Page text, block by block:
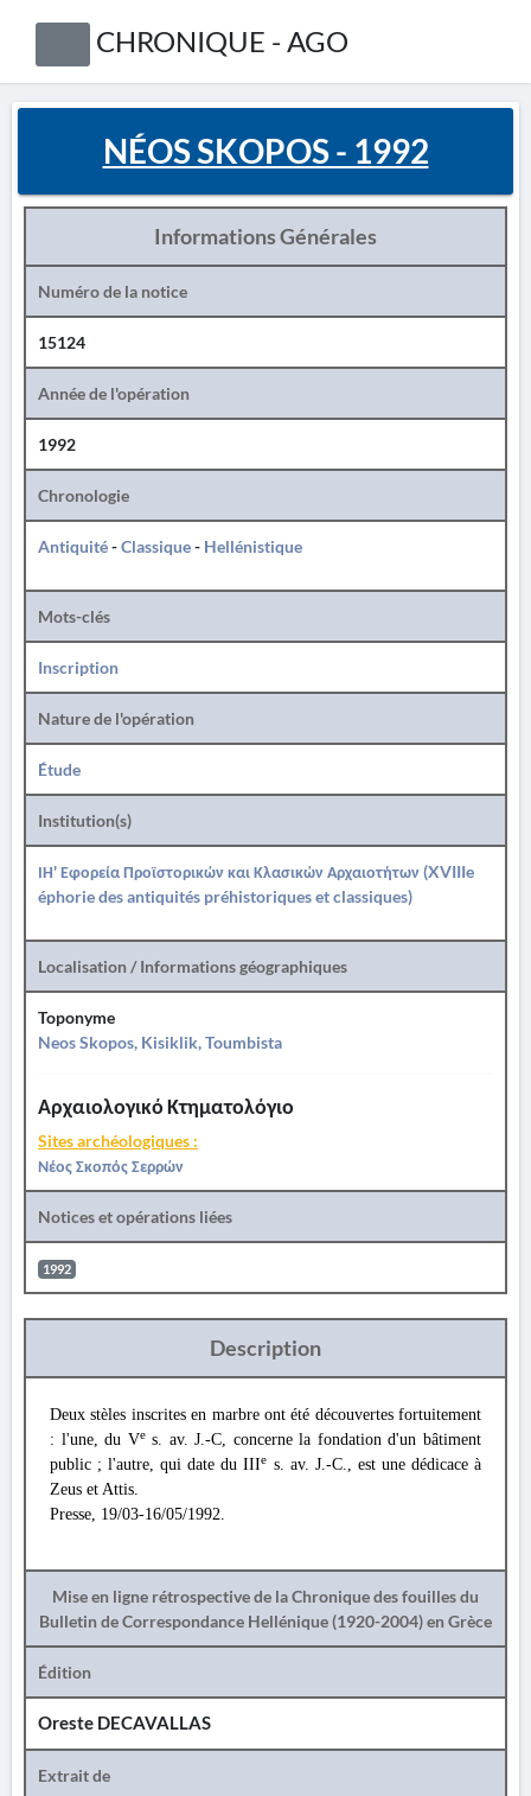
CHRONIQUE - AGO
NÉOS SKOPOS - 1992
Informations Générales
Numéro de la notice
15124
Année de l'opération
1992
Chronologie
Antiquité-Classique- Hellénistique
Mots-clés
Inscription
Nature de l'opération
Étude
Institution(s)
ΙΗ' Εφορεία Προϊστορικών και Κλασικών Αρχαιοτήτων (XVIIIe
éphorie des antiquités préhistoriques et classiques)
Localisation / Informations géographiques
Toponyme
Neos Skopos, Kisiklik, Toumbista
Αρχαιολογικό Κτηματολόγιο
Sites archéologiques :
Νέος Σκοπός Σερρών
Notices et opérations liées
1992
Description
Deux stèles inscrites en marbre ont été découvertes fortuitement
: l'une, du Ves. av. J.-C, concerne la fondation d'un bâtiment
public ; l'autre, qui date du IIIe s. av. J.-C., est une dédicace à
Zeus et Attis.
Presse, 19/03-16/05/1992.
Mise en ligne rétrospective de la Chronique des fouilles du
Bulletin de Correspondance Hellénique (1920-2004) en Grèce
Édition
Oreste DECAVALLAS
Extrait de